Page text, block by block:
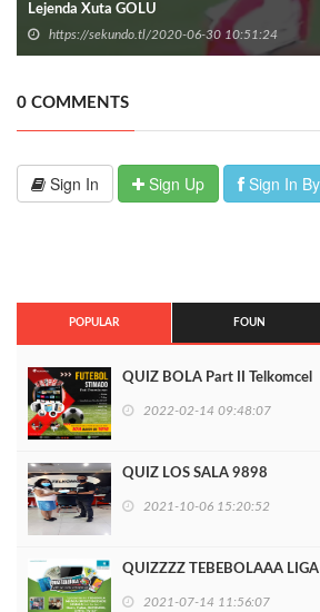
Lejenda Xuta GOLU
https://sekundo.tl/2020-06-30 10:51:24
0 COMMENTS
Sign In Sign Up Sign In
POPULAR FOUN
QUIZ BOLA Part II Telkomcel
2022-02-14 09:48:07
QUIZ LOS SALA 9898
2021-10-06 15:20:52
QUIZZZZ TEBEBOLAAA LIGA
2021-07-14 11:56:07